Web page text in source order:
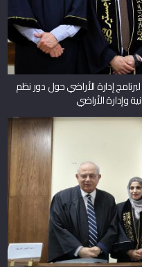
إدارة الأراضي حول دور نظم
وإدارة الأراضي